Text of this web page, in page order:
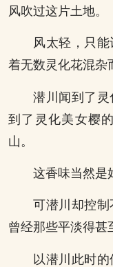
风吹过这片土地。
风太轻，只
着无数灵化花混杂
潜川闻到了
到了灵化美女樱
山。
这香味当然是
可潜川却控
曾经那些平淡得甚
以潜川此时